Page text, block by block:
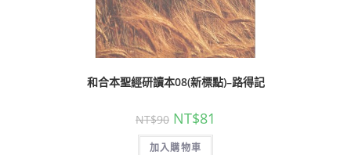
和合本聖經研讀本08(新標點)–路得記
NT$90 NT$81
加入購物車